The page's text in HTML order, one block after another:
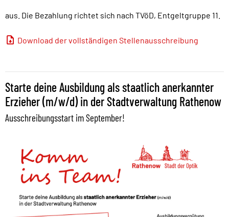
aus. Die Bezahlung richtet sich nach TVöD, Entgeltgruppe 11.
Download der vollständigen Stellenausschreibung
Starte deine Ausbildung als staatlich anerkannter
Erzieher (m/w/d) in der Stadtverwaltung Rathenow
Ausschreibungsstart im September!